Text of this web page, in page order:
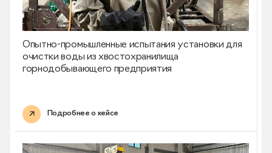
Опытно-промышленные испытания установки для
очистки воды из хвостохранилища
горнодобывающего предприятия
Подробнее о кейсе